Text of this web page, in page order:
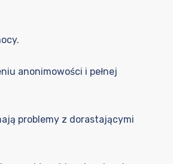
anonimowości i pełnej
problemy z dorastającymi